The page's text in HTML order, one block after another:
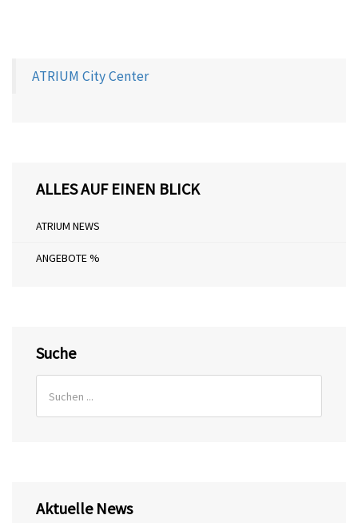
ATRIUM City Center
ALLES AUF EINEN BLICK
ATRIUM NEWS
ANGEBOTE %
Suche
Aktuelle News